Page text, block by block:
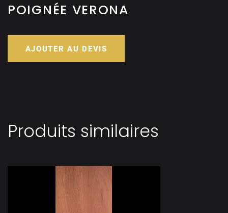
POIGNÉE VERONA
AJOUTER AU DEVIS
Produits similaires